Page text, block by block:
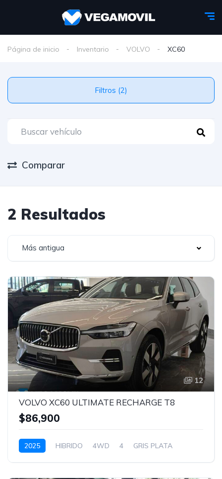
Página de inicio Inventario VOLVO XC60
Filtros (2)
Comparar
2 Resultados
Más antigua
12
VOLVO XC60 ULTIMATE RECHARGE T8
$86,900
2025 HIBRIDO 4WD 4 GRIS PLATA